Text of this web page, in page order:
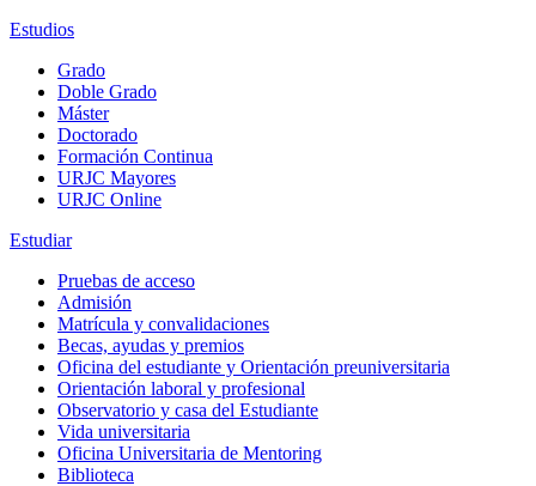
Estudios
Grado
Doble Grado
Máster
Doctorado
Formación Continua
URJC Mayores
URJC Online
Estudiar
Pruebas de acceso
Admisión
Matrícula y convalidaciones
Becas, ayudas y premios
Oficina del estudiante y Orientación preuniversitaria
Orientación laboral y profesional
Observatorio y casa del Estudiante
Vida universitaria
Oficina Universitaria de Mentoring
Biblioteca